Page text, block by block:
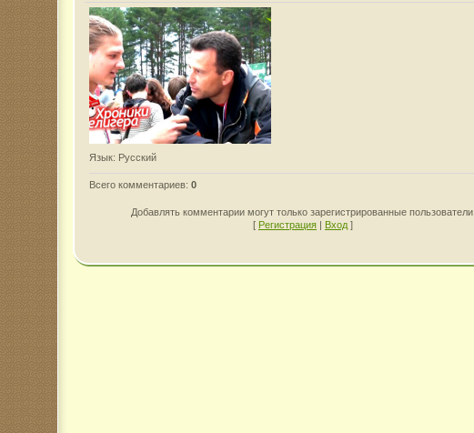
Язык: Русский
Всего комментариев: 0
Добавлять комментарии могут только зарегистрированные пользователи.
[ Регистрация | Вход ]